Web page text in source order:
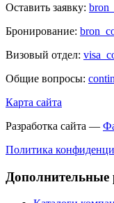
Оставить заявку:
Бронирование:
Визовый отдел:
Общие вопросы:
Карта сайта
Разработка сайта —
Политика
Дополнительные